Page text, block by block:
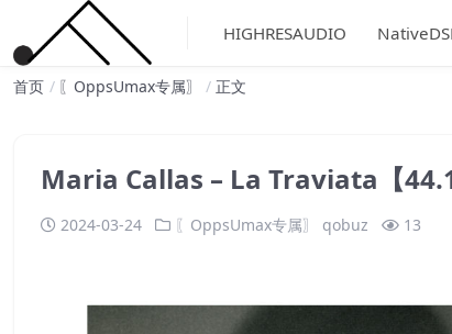
HIGHRESAUDIO
首页 〖OppsUmax专属〗 正文
Maria Callas – La Traviata【
2024-03-24 〖OppsUmax专属〗 qobuz 13